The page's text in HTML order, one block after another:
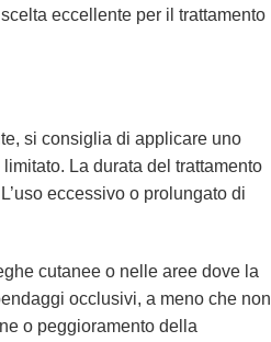
eccellente per il trattamento
si consiglia di applicare uno
La durata del trattamento
eccessivo o prolungato di
cutanee o nelle aree dove la
occlusivi, a meno che non
o peggioramento della